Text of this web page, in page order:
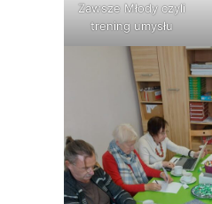
Zawsze Młody czyli
trening umysłu